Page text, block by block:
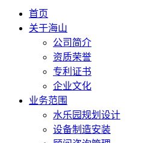
首页
关于海山
公司简介
资质荣誉
专利证书
企业文化
业务范围
水乐园规划设计
设备制造安装